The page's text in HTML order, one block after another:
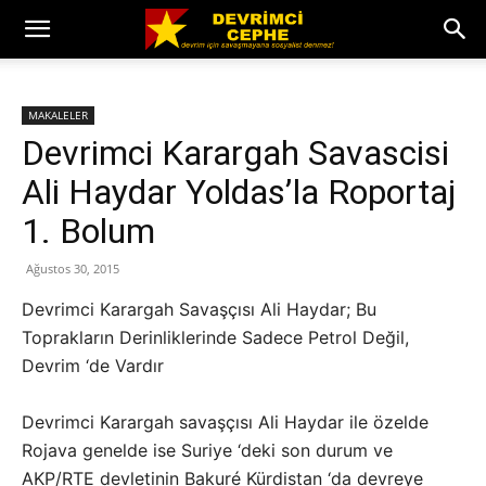
MAKALELER
Devrimci Karargah Savascisi
Ali Haydar Yoldas’la Roportaj
1. Bolum
Ağustos 30, 2015
Devrimci Karargah Savaşçısı Ali Haydar; Bu
Toprakların Derinliklerinde Sadece Petrol Değil,
Devrim ‘de Vardır
Devrimci Karargah savaşçısı Ali Haydar ile özelde
Rojava genelde ise Suriye ‘deki son durum ve
AKP/RTE devletinin Bakuré Kürdistan ‘da devreye